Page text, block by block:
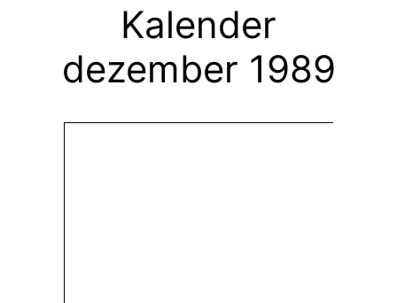
Kalender
dezember 1989